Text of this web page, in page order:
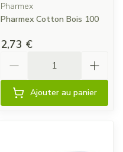
Pharmex
Pharmex Cotton Bois 100
2,73 €
Ajouter au panier